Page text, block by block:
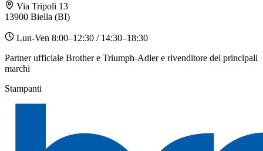
Via Tripoli 13
13900 Biella (BI)
Lun-Ven 8:00–12:30 / 14:30–18:30
Partner ufficiale Brother e Triumph-Adler e rivenditore dei principali
marchi
Stampanti